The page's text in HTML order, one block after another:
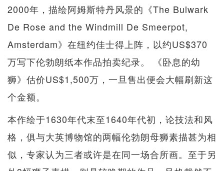
2000年，描绘阿姆斯特丹风景的《The Bulwark
De Rose and the Windmill De Smeerpot,
Amsterdam》在纽约佳士得上阵，以约US$370
万写下伦勃朗纸本作品拍卖纪录。 《卧息的幼
狮》估价US$1,500万，一旦售出便会大幅刷新这
个金额。
本作绘于1630年代末至1640年代初，论技法和风
格，俱与大英博物馆的两幅伦勃朗母狮素描甚为相
似，专家认为三者或许是在同一场合所画。至于另